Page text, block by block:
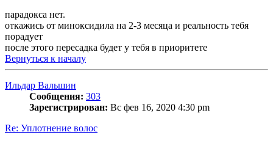
парадокса нет.
откажись от миноксидила на 2-3 месяца и реальность тебя
порадует
после этого пересадка будет у тебя в приоритете
Вернуться к началу
Ильдар Вальшин
Сообщения: 303
Зарегистрирован: Вс фев 16, 2020 4:30 pm
Re: Уплотнение волос